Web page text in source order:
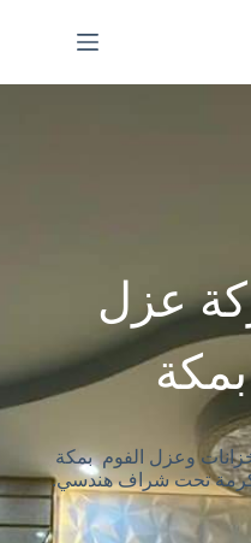
عزل
وعزل الفوم بمكة
تحت شراف هندسي.